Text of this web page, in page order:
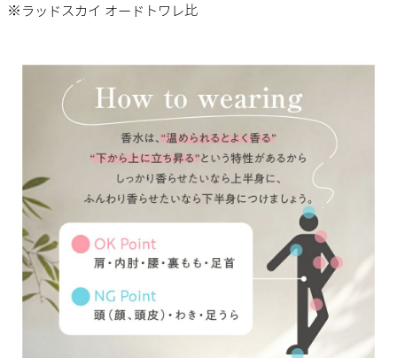
※ラッドスカイ オードトワレ比